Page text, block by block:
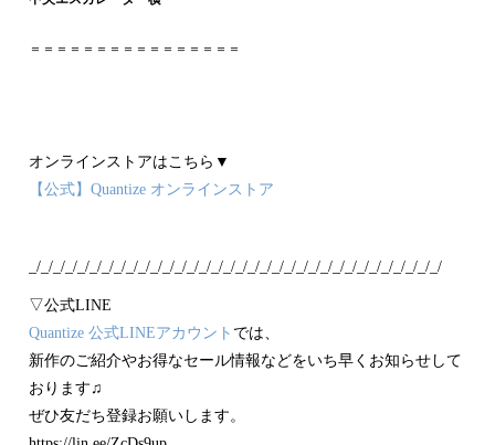
＝＝＝＝＝＝＝＝＝＝＝＝＝＝＝＝
オンラインストアはこちら▼
【公式】Quantize オンラインストア
_/_/_/_/_/_/_/_/_/_/_/_/_/_/_/_/_/_/_/_/_/_/_/_/_/_/_/_/_/_/_/_/_/_/
▽公式LINE
Quantize 公式LINEアカウント では、
新作のご紹介やお得なセール情報などをいち早くお知らせして
おります♫
ぜひ友だち登録お願いします。